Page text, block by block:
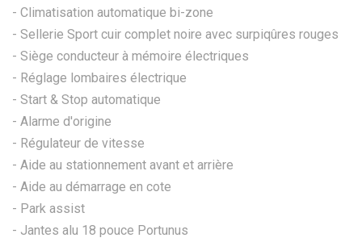
- Climatisation automatique bi-zone
- Sellerie Sport cuir complet noire avec surpiqûres rouges
- Siège conducteur à mémoire électriques
- Réglage lombaires électrique
- Start & Stop automatique
- Alarme d'origine
- Régulateur de vitesse
- Aide au stationnement avant et arrière
- Aide au démarrage en cote
- Park assist
- Jantes alu 18 pouce Portunus